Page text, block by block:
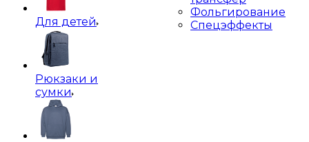
Для детей
Рюкзаки и
сумки
Фольгирование
Спецэффекты